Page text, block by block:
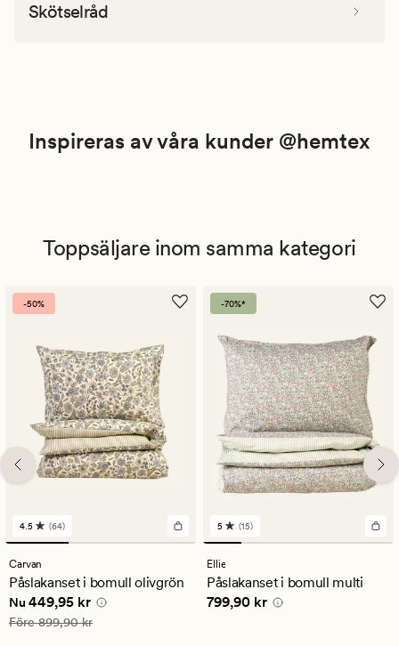
Skötselråd
Inspireras av våra kunder @hemtex
Toppsäljare inom samma kategori
-50%
64
omdömen
med
ett
genomsnittligt
betyg
på
4.5
4.5 (64)
Carvan
Påslakanset i bomull olivgrön
Nuvarande pris
Nu 449,95 kr
Ordinarie pris 899,90 kr
Före899,90 kr
-70%*
15
omdömen
med
ett
genomsnittligt
betyg
5 (15)
Ellie
Påslakanset i bomull multi
Pris 799,90 kr
799,90 kr